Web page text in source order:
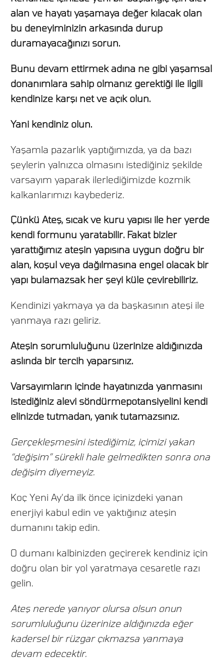
alan ve hayatı yaşamaya değer kılacak olan
bu deneyiminizin arkasında durup
duramayacağınızı sorun.
Bunu devam ettirmek adına ne gibi yaşamsal
donanımlara sahip olmanız gerektiği ile ilgili
kendinize karşı net ve açık olun.
Yani kendiniz olun.
Yaşamla pazarlık yaptığımızda, ya da bazı
şeylerin yalnızca olmasını istediğiniz şekilde
varsayım yaparak ilerlediğimizde kozmik
kalkanlarımızı kaybederiz.
Çünkü Ateş, sıcak ve kuru yapısı ile her yerde
kendi formunu yaratabilir. Fakat bizler
yarattığımız ateşin yapısına uygun doğru bir
alan, koşul veya dağılmasına engel olacak bir
yapı bulamazsak her şeyi küle çevirebiliriz.
Kendinizi yakmaya ya da başkasının ateşi ile
yanmaya razı geliriz.
Ateşin sorumluluğunu üzerinize aldığınızda
aslında bir tercih yaparsınız.
Varsayımların içinde hayatınızda yanmasını
istediğiniz alevi söndürmepotansiyelini kendi
elinizde tutmadan, yanık tutamazsınız.
Gerçekleşmesini istediğimiz, içimizi yakan
“değişim” sürekli hale gelmedikten sonra ona
değişim diyemeyiz.
Koç Yeni Ay’da ilk önce içinizdeki yanan
enerjiyi kabul edin ve yaktığınız ateşin
dumanını takip edin.
O dumanı kalbinizden geçirerek kendiniz için
doğru olan bir yol yaratmaya cesaretle razı
gelin.
Ateş nerede yanıyor olursa olsun onun
sorumluluğunu üzerinize aldığınızda eğer
kadersel bir rüzgar çıkmazsa yanmaya
devam edecektir.